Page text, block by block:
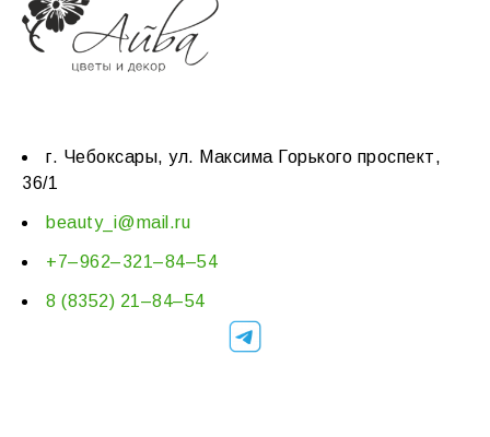
г. Чебоксары, ул. Максима Горького проспект,
36/1
beauty_i@mail.ru
+7–962–321–84–54
8 (8352) 21–84–54